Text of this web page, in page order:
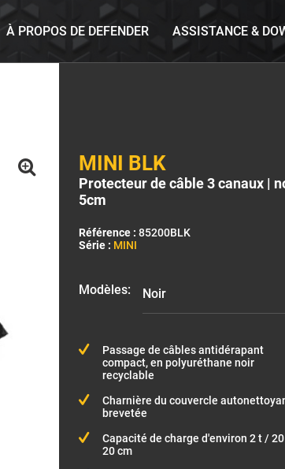
À PROPOS DE DEFENDER ASSISTANCE &
MINI BLK
Protecteur de câble 3 canaux |
5cm
Référence : 85200BLK
Série : MINI
Modèles:
Passage de câbles antidérapant
compact, en polyuréthane noir
recyclable
Charnière du couvercle
brevetée
Capacité de charge d'environ 2 t /
20 cm